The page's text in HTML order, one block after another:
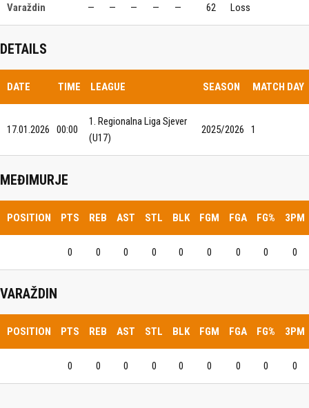
Varaždin — — — — — 62 Loss
DETAILS
DATE TIME LEAGUE SEASON MATCH DAY
17.01.2026 00:00
1. Regionalna Liga Sjever
(U17)
2025/2026 1
MEĐIMURJE
POSITION PTS REB AST STL BLK FGM FGA FG% 3PM
0 0 0 0 0 0 0 0 0
VARAŽDIN
POSITION PTS REB AST STL BLK FGM FGA FG% 3PM
0 0 0 0 0 0 0 0 0